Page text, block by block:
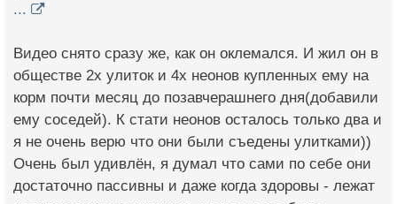
...
Видео снято сразу же, как он оклемался. И жил он в
обществе 2х улиток и 4х неонов купленных ему на
корм почти месяц до позавчерашнего дня(добавили
ему соседей). К стати неонов осталось только два и
я не очень верю что они были съедены улитками))
Очень был удивлён, я думал что сами по себе они
достаточно пассивны и даже когда здоровы - лежат